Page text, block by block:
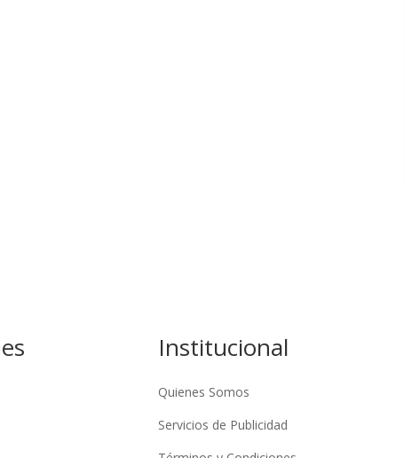
Institucional
Quienes Somos
Servicios de Publicidad